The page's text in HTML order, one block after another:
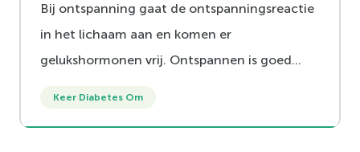
Bij ontspanning gaat de ontspanningsreactie
in het lichaam aan en komen er
gelukshormonen vrij. Ontspannen is goed
Keer Diabetes Om